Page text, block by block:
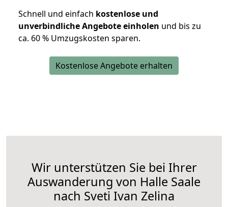
Schnell und einfach kostenlose und
unverbindliche Angebote einholen und bis zu
ca. 60 % Umzugskosten sparen.
Kostenlose Angebote erhalten
Wir unterstützen Sie bei Ihrer
Auswanderung von Halle Saale
nach Sveti Ivan Zelina